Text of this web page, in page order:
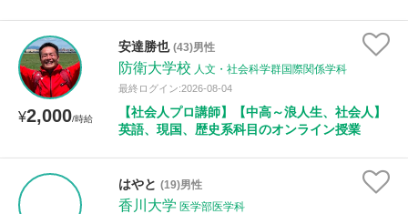
¥2,000/時給
安達勝也 (43)男性
防衛大学校 人文・社会科学群国際関係学科
最終ログイン:2026-08-04
【社会人プロ講師】【中高～浪人生、社会人】
英語、現国、歴史系科目のオンライン授業
はやと (19)男性
香川大学 医学部医学科